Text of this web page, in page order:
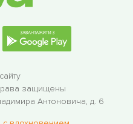
защищены
Антоновича, д. 6